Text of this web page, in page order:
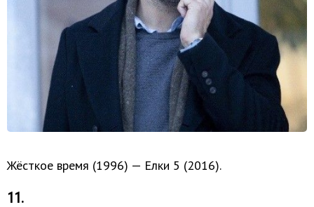
Жёсткое время (1996) — Елки 5 (2016).
11.